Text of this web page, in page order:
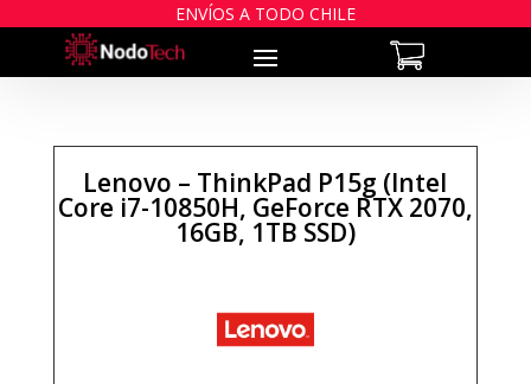
ENVÍOS A TODO CHILE
Lenovo – ThinkPad P15g (Intel
Core i7-10850H, GeForce RTX 2070,
16GB, 1TB SSD)